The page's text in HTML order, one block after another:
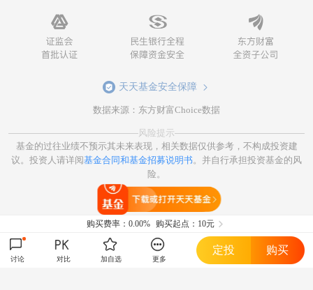
天天基金安全保障
数据来源：东方财富Choice数据
风险提示
基金的过往业绩不预示其未来表现，相关数据仅供参考，不构成投资建
议。投资人请详阅基金合同和基金招募说明书。并自行承担投资基金的风
险。
购买费率： 0.00% 购买起点：10元
讨论 对比 加自选 更多
定投 购买
打开天天基金